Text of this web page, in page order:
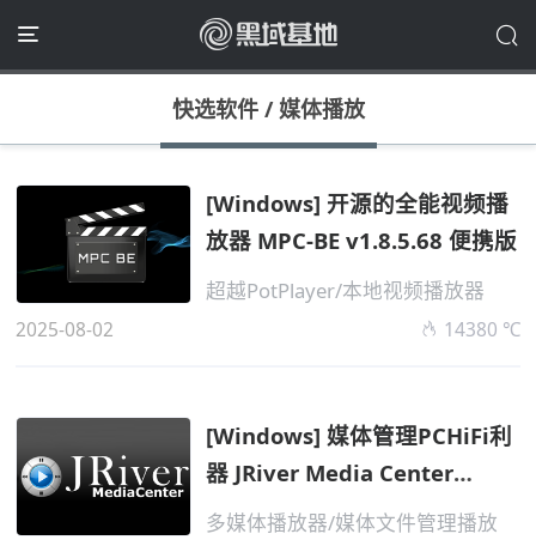
快选软件/ 媒体播放
[Windows] 开源的全能视频播
放器 MPC-BE v1.8.5.68 便携版
超越PotPlayer/本地视频播放器
2025-08-02 14380 ℃
[Windows] 媒体管理PCHiFi利
器 JRiver Media Center
v34.0.51 便...
多媒体播放器/媒体文件管理播放